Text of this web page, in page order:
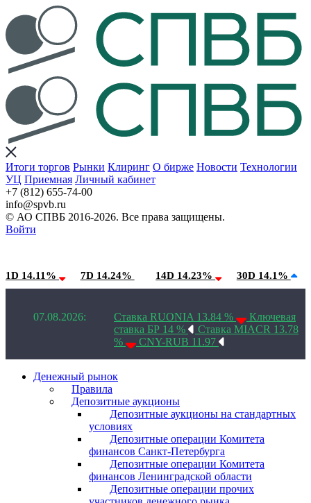
Итоги торгов Рынки Клиринг О бирже Новости Технологии
УЦ Приемная Личный кабинет
+7 (812) 655-74-00
info@spvb.ru
© АО СПВБ 2016-2026. Все права защищены.
Войти
1D 14.11% 7D 14.24% 14D 14.23% 30D 14.1%
07.08.2026: Ставка RUONIA 13.84 %
Ключевая
ставка БР 14 %
Ставка MIACR 13.78
%
CNY-RUB 11.97
Денежный рынок
Правила
Депозитные аукционы
Депозитные аукционы на стандартных
условиях
Депозитные операции Комитета
финансов Санкт-Петербурга
Депозитные операции Комитета
финансов Ленинградской области
Депозитные операции прочих